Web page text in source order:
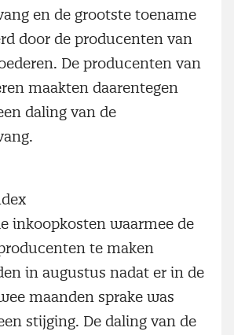
en de grootste toename
door de producenten van
De producenten van
maakten daarentegen
daling van de
inkoopkosten waarmee de
te maken
in augustus nadat er in de
maanden sprake was
stijging. De daling van de